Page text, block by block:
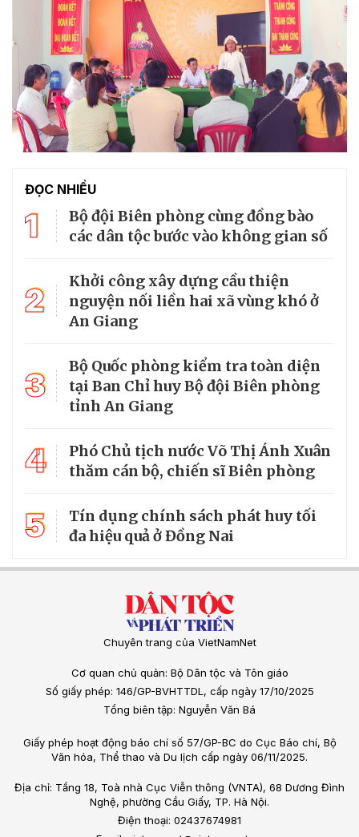
ĐỌC NHIỀU
1
Bộ đội Biên phòng cùng đồng bào
các dân tộc bước vào không gian số
2
Khởi công xây dựng cầu thiện
nguyện nối liền hai xã vùng khó ở
An Giang
3
Bộ Quốc phòng kiểm tra toàn diện
tại Ban Chỉ huy Bộ đội Biên phòng
tỉnh An Giang
4
Phó Chủ tịch nước Võ Thị Ánh Xuân
thăm cán bộ, chiến sĩ Biên phòng
5
Tín dụng chính sách phát huy tối
đa hiệu quả ở Đồng Nai
Chuyên trang của VietNamNet
Cơ quan chủ quản: Bộ Dân tộc và Tôn giáo
Số giấy phép: 146/GP-BVHTTDL, cấp ngày 17/10/2025
Tổng biên tập: Nguyễn Văn Bá
Giấy phép hoạt động báo chí số 57/GP-BC do Cục Báo chí, Bộ
Văn hóa, Thể thao và Du lịch cấp ngày 06/11/2025.
Địa chỉ: Tầng 18, Toà nhà Cục Viễn thông (VNTA), 68 Dương Đình
Nghệ, phường Cầu Giấy, TP. Hà Nội.
Điện thoại: 02437674981